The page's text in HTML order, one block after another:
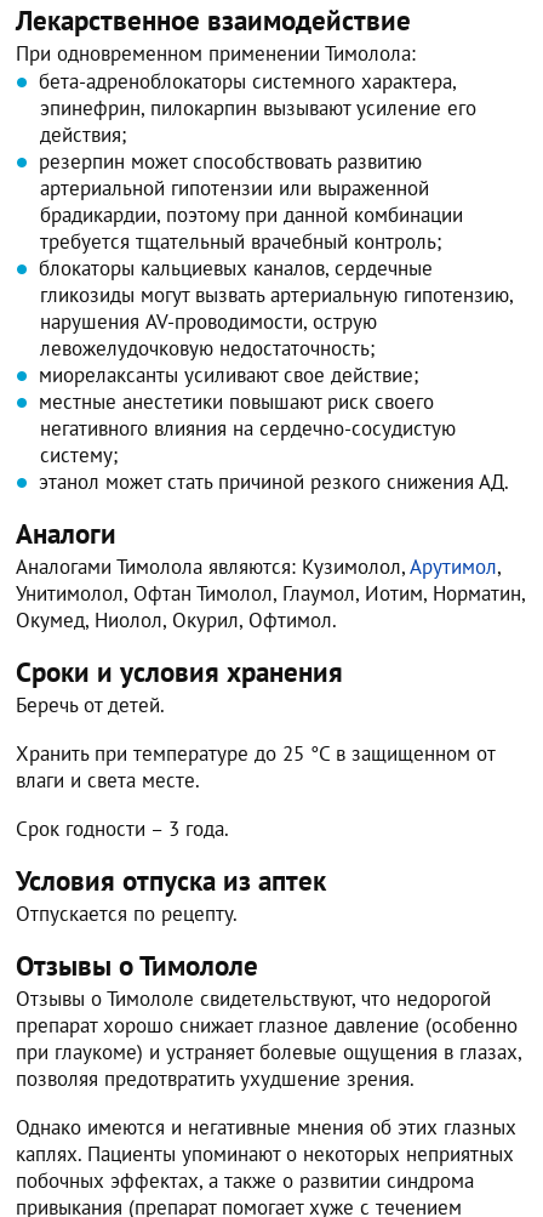
Лекарственное взаимодействие
При одновременном применении Тимолола:
бета-адреноблокаторы системного характера,
эпинефрин, пилокарпин вызывают усиление его
действия;
резерпин может способствовать развитию
артериальной гипотензии или выраженной
брадикардии, поэтому при данной комбинации
требуется тщательный врачебный контроль;
блокаторы кальциевых каналов, сердечные
гликозиды могут вызвать артериальную гипотензию,
нарушения AV-проводимости, острую
левожелудочковую недостаточность;
миорелаксанты усиливают свое действие;
местные анестетики повышают риск своего
негативного влияния на сердечно-сосудистую
систему;
этанол может стать причиной резкого снижения АД.
Аналоги
Аналогами Тимолола являются: Кузимолол,Арутимол,
Унитимолол, Офтан Тимолол, Глаумол, Иотим, Норматин,
Окумед, Ниолол, Окурил, Офтимол.
Сроки и условия хранения
Беречь от детей.
Хранить при температуре до 25 °C в защищенном от
влаги и света месте.
Срок годности – 3 года.
Условия отпуска из аптек
Отпускается по рецепту.
Отзывы о Тимололе
Отзывы о Тимололе свидетельствуют, что недорогой
препарат хорошо снижает глазное давление (особенно
при глаукоме) и устраняет болевые ощущения в глазах,
позволяя предотвратить ухудшение зрения.
Однако имеются и негативные мнения об этих глазных
каплях. Пациенты упоминают о некоторых неприятных
побочных эффектах, а также о развитии синдрома
привыкания (препарат помогает хуже с течением